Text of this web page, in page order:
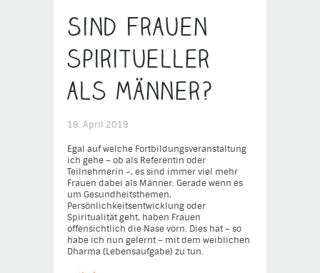
Sind Frauen
spiritueller
als Männer?
18. April 2019
Egal auf welche Fortbildungsveranstaltung
ich gehe – ob als Referentin oder
Teilnehmerin –, es sind immer viel mehr
Frauen dabei als Männer. Gerade wenn es
um Gesundheitsthemen,
Persönlichkeitsentwicklung oder
Spiritualität geht, haben Frauen
offensichtlich die Nase vorn. Dies hat – so
habe ich nun gelernt – mit dem weiblichen
Dharma (Lebensaufgabe) zu tun.